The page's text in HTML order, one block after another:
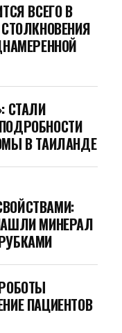
ВСЕГО В
СТАЛИ
В ТАИЛАНДЕ
МИНЕРАЛ
ПАЦИЕНТОВ